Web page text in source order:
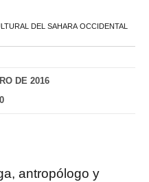
DEL SAHARA OCCIDENTAL
DE 2016
0
antropólogo y